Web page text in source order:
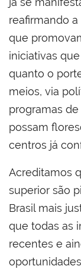
reafirmando
que
iniciativas
quanto o
meios, via
programas
possam
centros já
Acreditamos
superior são
Brasil mais
que todas as
recentes e